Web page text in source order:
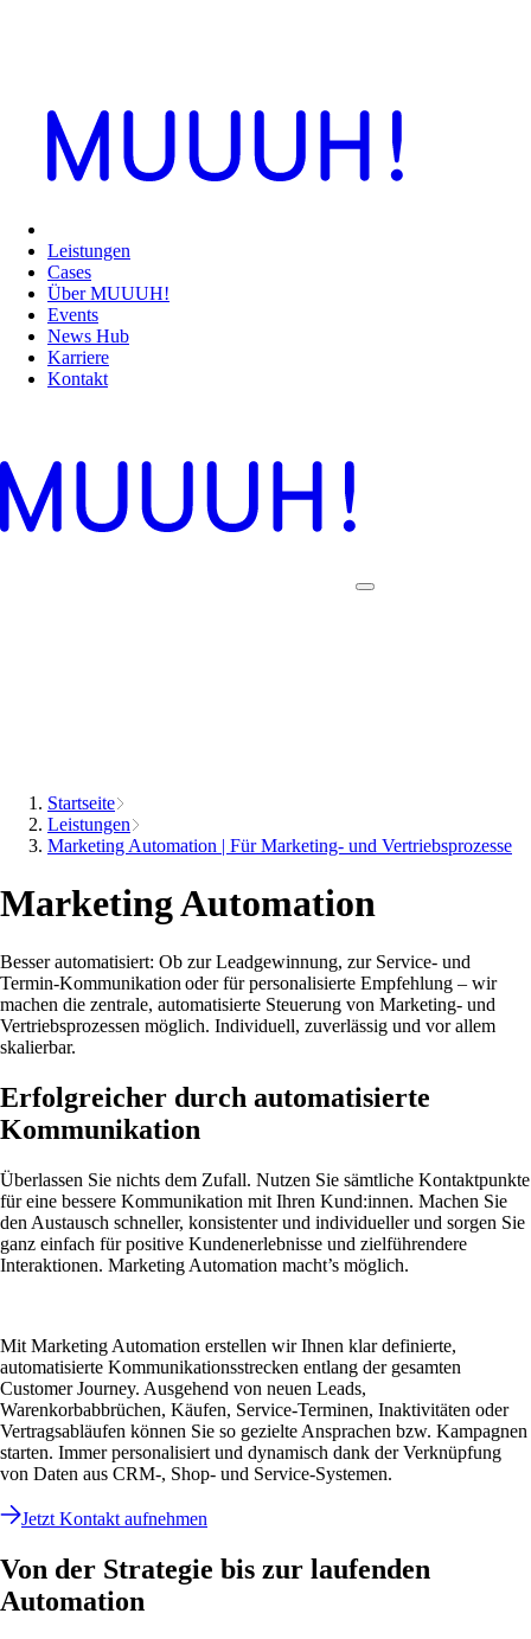
Leistungen
Cases
Über MUUUH!
Events
News Hub
Karriere
Kontakt
Startseite
Leistungen
Marketing Automation | Für Marketing- und Vertriebsprozesse
Marketing Automation
Besser automatisiert: Ob zur Leadgewinnung, zur Service- und
Termin-Kommunikation oder für personalisierte Empfehlung – wir
machen die zentrale, automatisierte Steuerung von Marketing- und
Vertriebsprozessen möglich. Individuell, zuverlässig und vor allem
skalierbar.
Erfolgreicher durch automatisierte
Kommunikation
Überlassen Sie nichts dem Zufall. Nutzen Sie sämtliche Kontaktpunkte
für eine bessere Kommunikation mit Ihren Kund:innen. Machen Sie
den Austausch schneller, konsistenter und individueller und sorgen Sie
ganz einfach für positive Kundenerlebnisse und zielführendere
Interaktionen. Marketing Automation macht’s möglich.
Mit Marketing Automation erstellen wir Ihnen klar definierte,
automatisierte Kommunikationsstrecken entlang der gesamten
Customer Journey. Ausgehend von neuen Leads,
Warenkorbabbrüchen, Käufen, Service-Terminen, Inaktivitäten oder
Vertragsabläufen können Sie so gezielte Ansprachen bzw. Kampagnen
starten. Immer personalisiert und dynamisch dank der Verknüpfung
von Daten aus CRM-, Shop- und Service-Systemen.
Jetzt Kontakt aufnehmen
Von der Strategie bis zur laufenden
Automation